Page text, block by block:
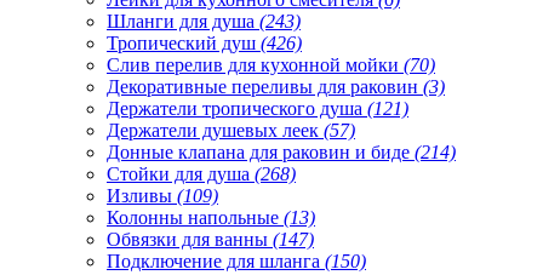
Шланги для душа (243)
Тропический душ (426)
Слив перелив для кухонной мойки (70)
Декоративные переливы для раковин (3)
Держатели тропического душа (121)
Держатели душевых леек (57)
Донные клапана для раковин и биде (214)
Стойки для душа (268)
Изливы (109)
Колонны напольные (13)
Обвязки для ванны (147)
Подключение для шланга (150)